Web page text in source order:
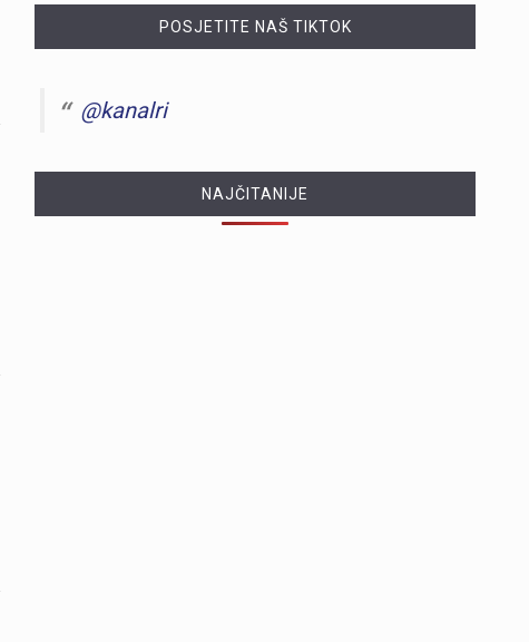
POSJETITE NAŠ TIKTOK
@kanalri
NAJČITANIJE